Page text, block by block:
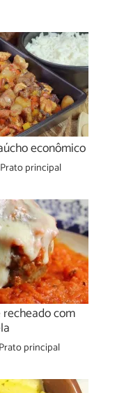
econômico
Prato principal
com
Prato principal